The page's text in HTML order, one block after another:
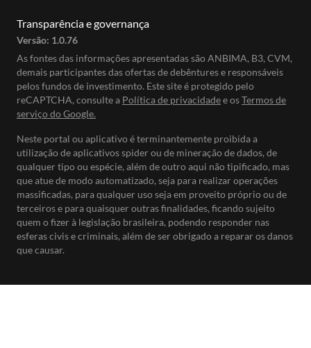
Transparência e governança
Versão: 1.0.76
As fontes das informações apresentadas são ANBIMA, B3, CVM,
demais participantes das ofertas de debêntures e responsáveis
pelos fundos de investimento. Este site é protegido pelo
reCAPTCHA, consulte a Política de privacidadee osTermos de
serviço do Google.
Neste portal ou aplicativo é terminantemente proibida a
utilização de aplicativos spider ou de mineração de dados, de
qualquer tipo ou espécie, além de outro aqui não tipificado, mas
que atue de modo automatizado, seja para realizar operações
massificadas, para qualquer uso seja em proveito próprio ou de
terceiros e para quaisquer outras finalidades, ficando sujeito
quem o fizer à legislação brasileira, podendo responder nas
esferas civis e criminais, além de ser obrigado a reparar os danos
que causar.